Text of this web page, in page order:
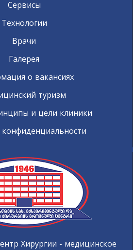
Сервисы
Технологии
Врачи
Галерея
о вакансиях
туризм
и цели клиники
Хирургии - медицинское